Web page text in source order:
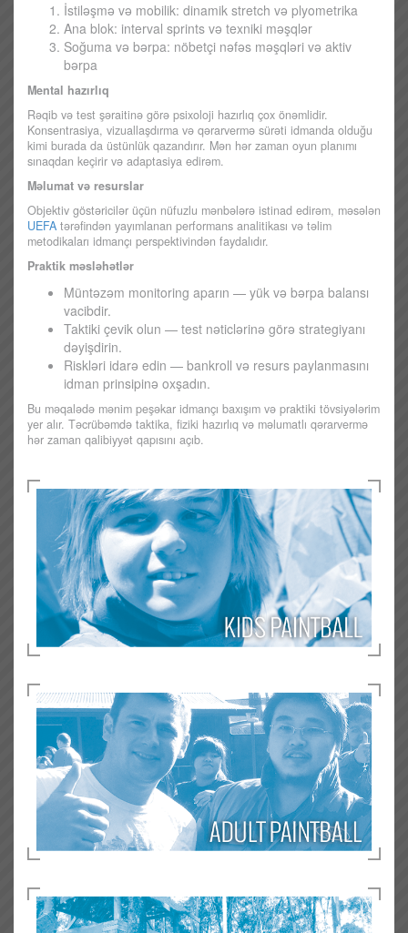
İstiləşmə və mobilik: dinamik stretch və plyometrika
Ana blok: interval sprints və texniki məşqlər
Soğuma və bərpa: nöbetçi nəfəs məşqləri və aktiv
bərpa
Mental hazırlıq
Rəqib və test şəraitinə görə psixoloji hazırlıq çox önəmlidir.
Konsentrasiya, vizuallaşdırma və qərarvermə sürəti idmanda olduğu
kimi burada da üstünlük qazandırır. Mən hər zaman oyun planımı
sınaqdan keçirir və adaptasiya edirəm.
Məlumat və resurslar
Objektiv göstəricilər üçün nüfuzlu mənbələrə istinad edirəm, məsələn
UEFA tərəfindən yayımlanan performans analitikası və təlim
metodikaları idmançı perspektivindən faydalıdır.
Praktik məsləhətlər
Müntəzəm monitoring aparın — yük və bərpa balansı
vacibdir.
Taktiki çevik olun — test nəticlərinə görə strategiyanı
dəyişdirin.
Riskləri idarə edin — bankroll və resurs paylanmasını
idman prinsipinə oxşadın.
Bu məqalədə mənim peşəkar idmançı baxışım və praktiki tövsiyələrim
yer alır. Təcrübəmdə taktika, fiziki hazırlıq və məlumatlı qərarvermə
hər zaman qalibiyyət qapısını açıb.